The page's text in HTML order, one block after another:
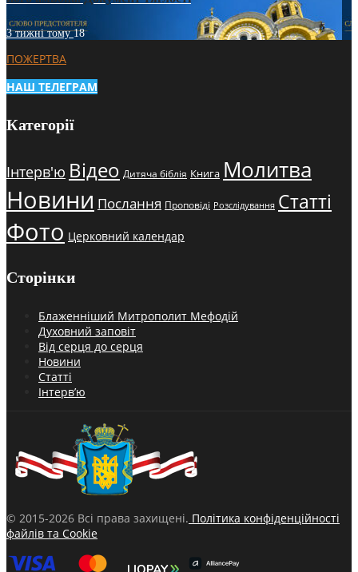
3 тижні тому18
ПОЖЕРТВА
НАШ ТЕЛЕГРАМ
Категорії
Інтерв'ю Відео Дитяча біблія Книга Молитва
Новини Послання Проповіді Розслідування Статті
Фото Церковний календар
Сторінки
Блаженніший Митрополит Мефодій
Духовний заповіт
Від серця до серця
Новини
Статті
Інтерв’ю
© 2015-2026 Всі права захищені. Політика конфіденційності
файлів та Cookie